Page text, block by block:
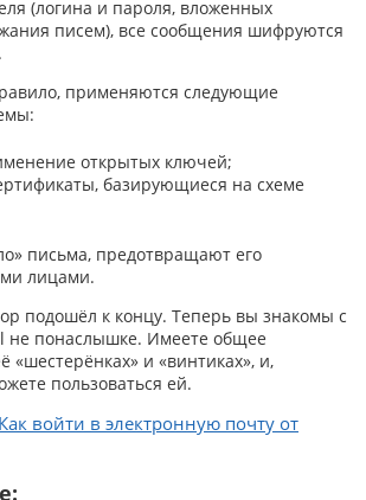
(логина и пароля, вложенных
писем), все сообщения шифруются
применяются следующие
открытых ключей;
базирующиеся на схеме
письма, предотвращают его
лицами.
подошёл к концу. Теперь вы знакомы с
не понаслышке. Имеете общее
«шестерёнках» и «винтиках», и,
пользоваться ей.
Как войти в электронную почту от